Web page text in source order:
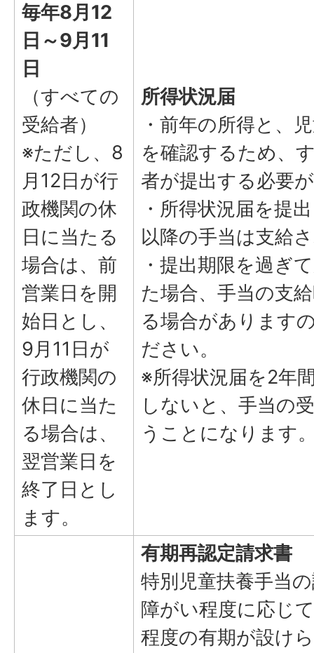
毎年8月12
日～9月11
日
（すべての
受給者）
※ただし、8
月12日が行
政機関の休
日に当たる
場合は、前
営業日を開
始日とし、
9月11日が
行政機関の
休日に当た
る場合は、
翌営業日を
終了日とし
ます。
所得状況届
・前年の所得と、
を確認するため、
者が提出する必要
・所得状況届を提
以降の手当は支給
・提出期限を過ぎ
た場合、手当の支
る場合があります
ださい。
※所得状況届を2年
しないと、手当の
うことになります
有期再認定請求書
特別児童扶養手当
障がい程度に応じ
程度の有期が設け